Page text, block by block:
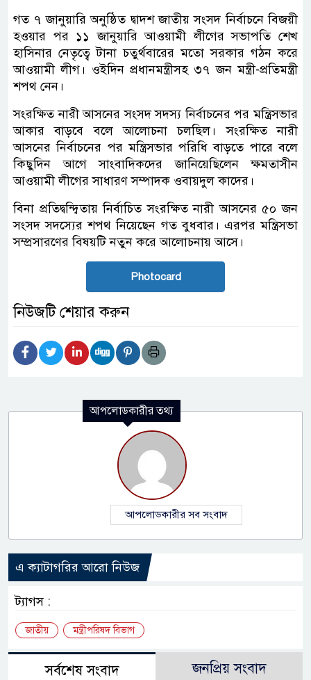
গত ৭ জানুয়ারি অনুষ্ঠিত দ্বাদশ জাতীয় সংসদ নির্বাচনে বিজয়ী
হওয়ার পর ১১ জানুয়ারি আওয়ামী লীগের সভাপতি শেখ
হাসিনার নেতৃত্বে টানা চতুর্থবারের মতো সরকার গঠন করে
আওয়ামী লীগ। ওইদিন প্রধানমন্ত্রীসহ ৩৭ জন মন্ত্রী-প্রতিমন্ত্রী
শপথ নেন।
সংরক্ষিত নারী আসনের সংসদ সদস্য নির্বাচনের পর মন্ত্রিসভার
আকার বাড়বে বলে আলোচনা চলছিল। সংরক্ষিত নারী
আসনের নির্বাচনের পর মন্ত্রিসভার পরিধি বাড়তে পারে বলে
কিছুদিন আগে সাংবাদিকদের জানিয়েছিলেন ক্ষমতাসীন
আওয়ামী লীগের সাধারণ সম্পাদক ওবায়দুল কাদের।
বিনা প্রতিদ্বন্দ্বিতায় নির্বাচিত সংরক্ষিত নারী আসনের ৫০ জন
সংসদ সদস্যের শপথ নিয়েছেন গত বুধবার। এরপর মন্ত্রিসভা
সম্প্রসারণের বিষয়টি নতুন করে আলোচনায় আসে।
Photocard
নিউজটি শেয়ার করুন
আপলোডকারীর তথ্য
আপলোডকারীর সব সংবাদ
এ ক্যাটাগরির আরো নিউজ
ট্যাগস :
জাতীয় মন্ত্রীপরিষদ বিভাগ
সর্বশেষ সংবাদ জনপ্রিয় সংবাদ